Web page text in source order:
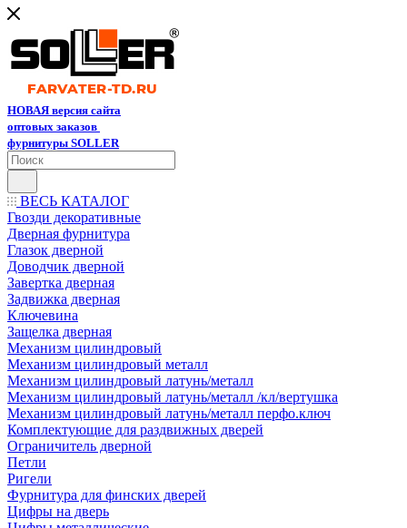
НОВАЯ версия сайта
оптовых заказов
фурнитуры SOLLER
ВЕСЬ КАТАЛОГ
Гвозди декоративные
Дверная фурнитура
Глазок дверной
Доводчик дверной
Завертка дверная
Задвижка дверная
Ключевина
Защелка дверная
Механизм цилиндровый
Механизм цилиндровый металл
Механизм цилиндровый латунь/металл
Механизм цилиндровый латунь/металл /кл/вертушка
Механизм цилиндровый латунь/металл перфо.ключ
Комплектующие для раздвижных дверей
Ограничитель дверной
Петли
Ригели
Фурнитура для финских дверей
Цифры на дверь